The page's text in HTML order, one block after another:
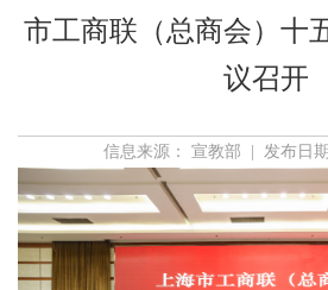
市工商联（总商会）十
议召开
信息来源： 宣教部 | 发布日期